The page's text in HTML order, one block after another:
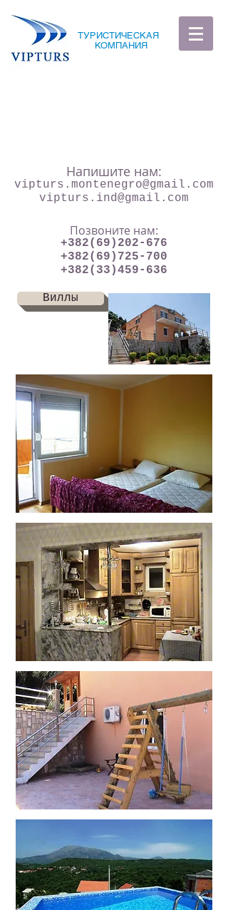
ТУРИСТИЧЕСКАЯ
КОМПАНИЯ
Напишите нам:
vipturs.montenegro@gmail.com
vipturs.ind@gmail.com
Позвоните нам:
+382(69)202-676
+382(69)725-700
+382(33)459-636
Виллы